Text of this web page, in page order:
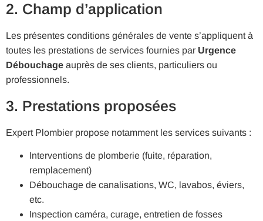
2. Champ d’application
Les présentes conditions générales de vente s’appliquent à
toutes les prestations de services fournies par Urgence
Débouchage auprès de ses clients, particuliers ou
professionnels.
3. Prestations proposées
Expert Plombier propose notamment les services suivants :
Interventions de plomberie (fuite, réparation,
remplacement)
Débouchage de canalisations, WC, lavabos, éviers,
etc.
Inspection caméra, curage, entretien de fosses